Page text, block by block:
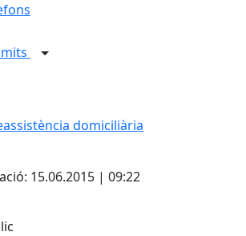
domiciliària
domiciliària
15.06.2015 | 09:22